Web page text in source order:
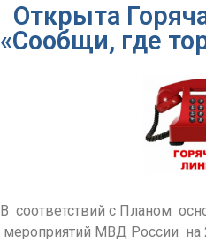
Открыта
«Сообщи, где
В соответствий с Планом
мероприятий МВД России на